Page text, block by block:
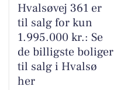
Hvalsøvej 361 er
til salg for kun
1.995.000 kr.: Se
de billigste boliger
til salg i Hvalsø
her